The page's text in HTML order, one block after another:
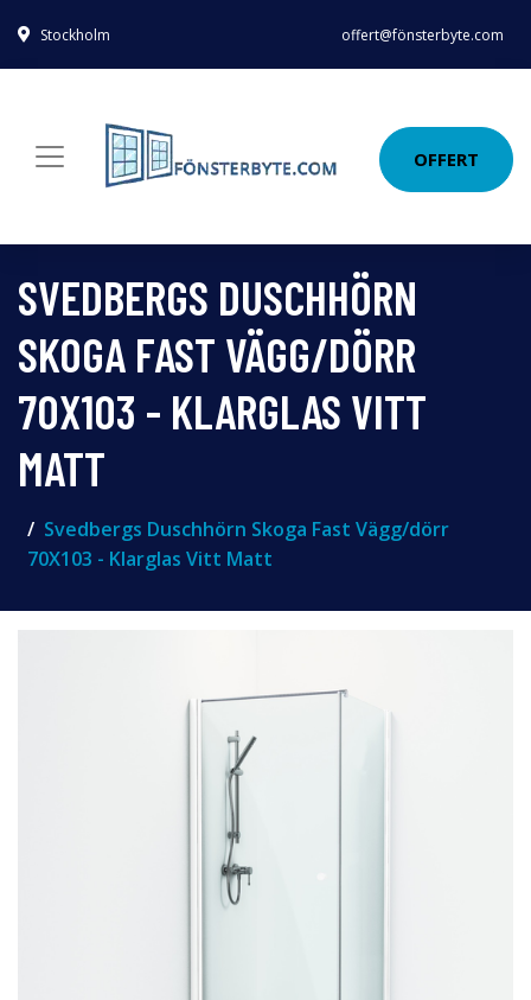
Stockholm offert@fönsterbyte.com
OFFERT
SVEDBERGS DUSCHHÖRN
SKOGA FAST VÄGG/DÖRR
70X103 - KLARGLAS VITT
MATT
Svedbergs Duschhörn Skoga Fast Vägg/dörr
70X103 - Klarglas Vitt Matt